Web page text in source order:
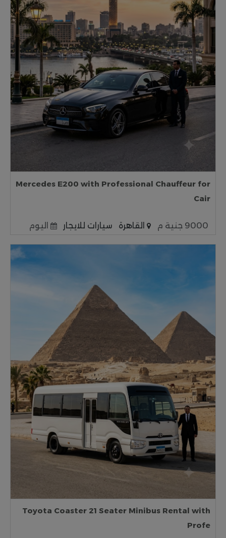
Mercedes E200 with Professional Chauffeur for
Cair
9000 جنية م القاهرة سيارات للايجار اليوم
Toyota Coaster 21 Seater Minibus Rental with
Profe